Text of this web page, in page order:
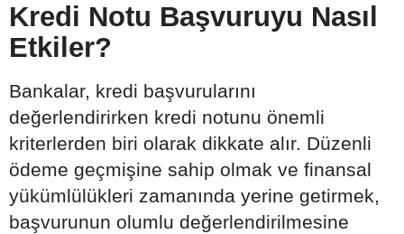
Kredi Notu Başvuruyu Nasıl
Etkiler?
Bankalar, kredi başvurularını
değerlendirirken kredi notunu önemli
kriterlerden biri olarak dikkate alır. Düzenli
ödeme geçmişine sahip olmak ve finansal
yükümlülükleri zamanında yerine getirmek,
başvurunun olumlu değerlendirilmesine